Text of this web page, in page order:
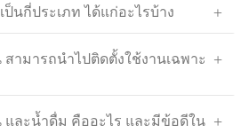
ป็นกี่ประเภท ได้แก่อะไรบ้าง
ามารถนำไปติดตั้งใช้งานเฉพาะ
และน้ำดื่ม คืออะไร และมีข้อดีใน